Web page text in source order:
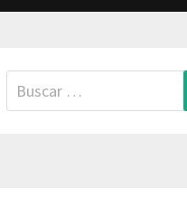
Buscar: